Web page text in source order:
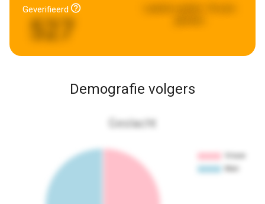
Geverifieerd
527
Demografie volgers
Geslacht